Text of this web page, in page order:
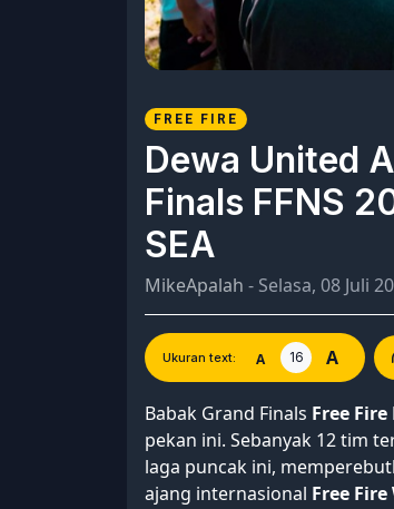
FREE FIRE
Dewa United
Finals FFNS
SEA
MikeApalah - Selasa, 08 Juli
Ukuran text: A 16 A
Babak Grand Finals Free
pekan ini. Sebanyak 12 tim
laga puncak ini,
ajang internasional Free Fire